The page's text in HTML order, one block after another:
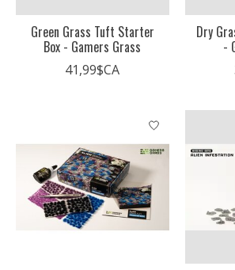
Green Grass Tuft Starter
Box - Gamers Grass
41,99$CA
Dry
-